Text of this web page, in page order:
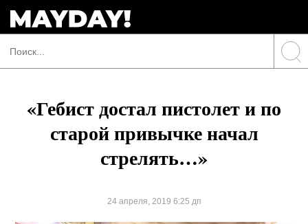
«Гебист достал пистолет и по
старой привычке начал
стрелять…»
24 апреля, 2019 6:25 дп